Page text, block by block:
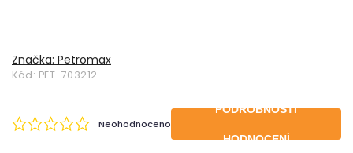
Značka: Petromax
Kód: PET-703212
Neohodnoceno
PODROBNOSTI
HODNOCENÍ